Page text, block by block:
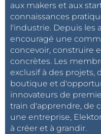
aux makers et aux
connaissances
l'industrie. Depuis les
encouragé une
concevoir, construire
concrètes. Les
exclusif à des projets,
boutique et
innovateurs de
train d'apprendre, de
une entreprise,
à créer et à grandir.